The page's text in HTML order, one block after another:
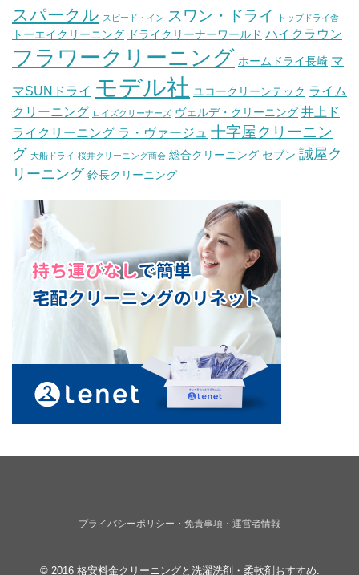
スパークル スピード・イン スワン・ドライ トップドライ舎
トーエイクリーニング ドライクリーナーワールド ハイクラウン
フラワークリーニング ホームドライ長崎 マ
マSUNドライ モデル社 ユコークリーンテック ライム
クリーニング ロイズクリーナーズ ヴェルデ・クリーニング 井上ド
ライクリーニング ラ・ヴァージュ 十字屋クリーニン
グ 大船ドライ 桜井クリーニング商会 総合クリーニング セブン 誠屋ク
リーニング 鈴長クリーニング
プライバシーポリシー・免責事項・運営者情報
© 2016 格安料金クリーニングと洗濯洗剤・柔軟剤おすすめ